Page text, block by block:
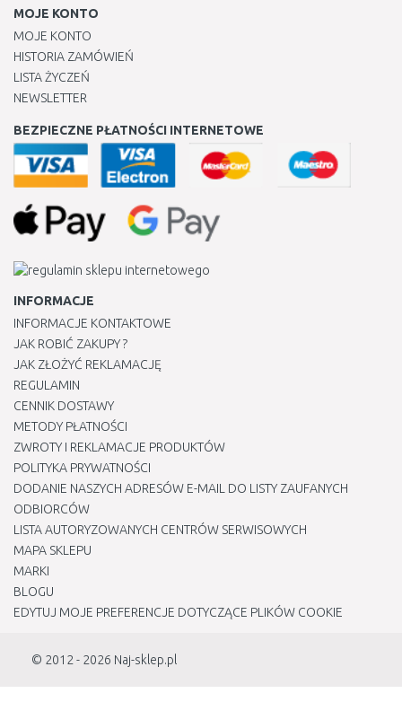
MOJE KONTO
MOJE KONTO
HISTORIA ZAMÓWIEŃ
LISTA ŻYCZEŃ
NEWSLETTER
BEZPIECZNE PŁATNOŚCI INTERNETOWE
INFORMACJE
INFORMACJE KONTAKTOWE
JAK ROBIĆ ZAKUPY ?
JAK ZŁOŻYĆ REKLAMACJĘ
REGULAMIN
CENNIK DOSTAWY
METODY PŁATNOŚCI
ZWROTY I REKLAMACJE PRODUKTÓW
POLITYKA PRYWATNOŚCI
DODANIE NASZYCH ADRESÓW E-MAIL DO LISTY ZAUFANYCH
ODBIORCÓW
LISTA AUTORYZOWANYCH CENTRÓW SERWISOWYCH
MAPA SKLEPU
MARKI
BLOGU
EDYTUJ MOJE PREFERENCJE DOTYCZĄCE PLIKÓW COOKIE
© 2012 - 2026 Naj-sklep.pl